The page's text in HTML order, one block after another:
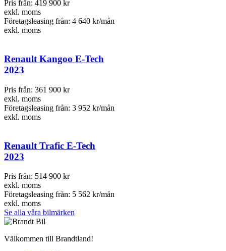
Pris från: 419 900 kr
exkl. moms
Företagsleasing från: 4 640 kr/mån
exkl. moms
Renault Kangoo E-Tech
2023
Pris från: 361 900 kr
exkl. moms
Företagsleasing från: 3 952 kr/mån
exkl. moms
Renault Trafic E-Tech
2023
Pris från: 514 900 kr
exkl. moms
Företagsleasing från: 5 562 kr/mån
exkl. moms
Se alla våra bilmärken
Välkommen till Brandtland!